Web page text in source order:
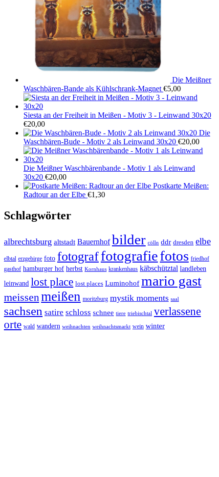
Die Meißner
Waschbären-Bande als Kühlschrank-Magnet €5,00
Siesta an der Freiheit in Meißen - Motiv 3 - Leinwand 30x20
€20,00
Die
Waschbären-Bude - Motiv 2 als Leinwand 30x20 €20,00
Die Meißner Waschbärenbande - Motiv 1 als Leinwand
30x20 €20,00
Postkarte Meißen:
Radtour an der Elbe €1,30
Schlagwörter
albrechtsburg altstadt Bauernhof bilder cölln ddr dresden elbe
elbtal erzgebirge foto fotograffotografiefotos friedhof
gasthof hamburger hof herbst Kornhaus krankenhaus käbschütztal landleben
leinwand lost place lost places Luminohof mario gast
meissen meißen moritzburg mystik moments saal
sachsen satire schloss schnee tiere triebischtal verlassene
orte wald wandern weihnachten weihnachtsmarkt wein winter